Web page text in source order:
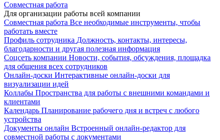
Совместная работа
Для организации работы всей компании
Совместная работа Все необходимые инструменты, чтобы
работать вместе
Профиль сотрудника Должность, контакты, интересы,
благодарности и другая полезная информация
Соцсеть компании Новости, события, обсуждения, площадка
для общения всех сотрудников
Онлайн-доски Интерактивные онлайн-доски для
визуализации идей
Коллабы Пространства для работы с внешними командами и
клиентами
Календарь Планирование рабочего дня и встреч с любого
устройства
Документы онлайн Встроенный онлайн-редактор для
совместной работы с документами